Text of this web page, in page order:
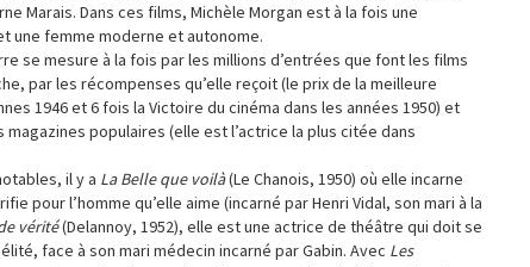
Marais. Dans ces films, Michèle Morgan est à la fois une
une femme moderne et autonome.
se mesure à la fois par les millions d’entrées que font les films
par les récompenses qu’elle reçoit (le prix de la meilleure
1946 et 6 fois la Victoire du cinéma dans les années 1950) et
populaires (elle est l’actrice la plus citée dans
il y a La Belle que voilà(Le Chanois, 1950) où elle incarne
pour l’homme qu’elle aime (incarné par Henri Vidal, son mari à la
vérité(Delannoy, 1952), elle est une actrice de théâtre qui doit se
face à son mari médecin incarné par Gabin. Avec Les